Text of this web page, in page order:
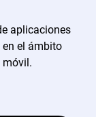
aplicaciones
el ámbito
móvil.